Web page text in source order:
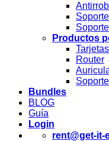
Productos
Router
Bundles
BLOG
Guía
Login
rent@get-it-